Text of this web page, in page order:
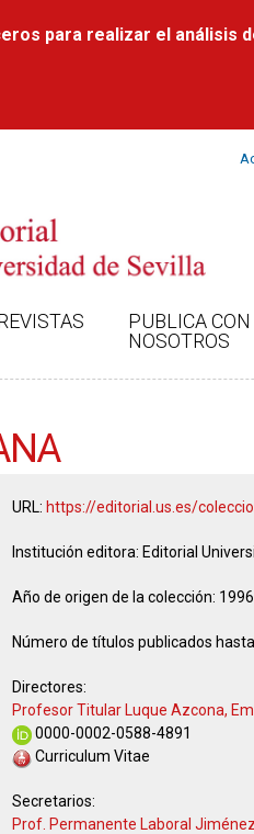
para realizar el análisis
PUBLICA CON
NOSOTROS
URL: https://editorial.us.es/
Institución editora: Editorial
Año de origen de la colección: 1996
Número de títulos publicados
Directores:
Profesor Titular Luque Azcona,
0000-0002-0588-4891
Curriculum Vitae
Secretarios:
Prof. Permanente Laboral